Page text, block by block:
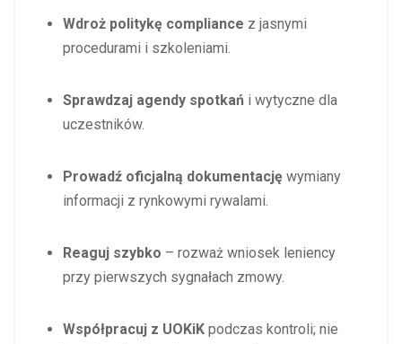
Wdroż politykę compliance z jasnymi
procedurami i szkoleniami.
Sprawdzaj agendy spotkań i wytyczne dla
uczestników.
Prowadź oficjalną dokumentację wymiany
informacji z rynkowymi rywalami.
Reaguj szybko – rozważ wniosek leniency
przy pierwszych sygnałach zmowy.
Współpracuj z UOKiK podczas kontroli; nie